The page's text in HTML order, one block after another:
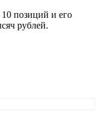
позиций и его
рублей.